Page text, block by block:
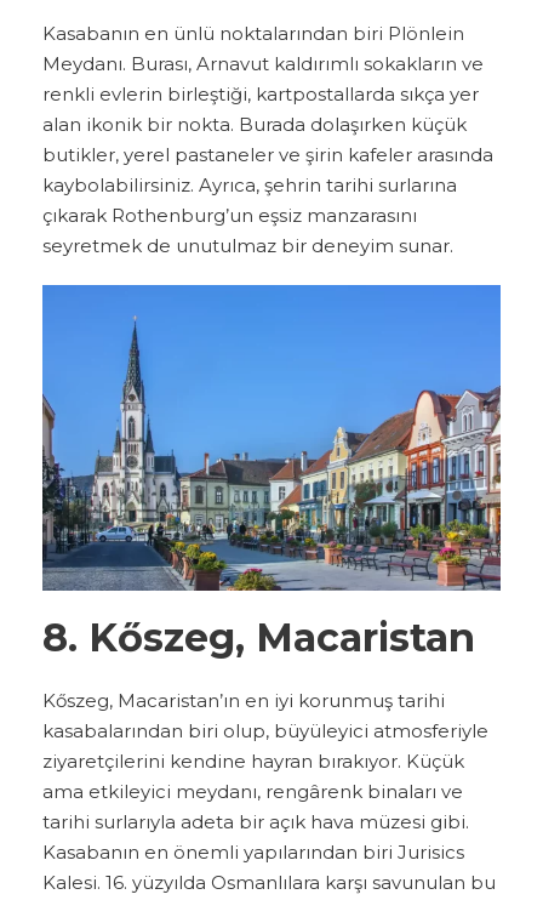
Kasabanın en ünlü noktalarından biri Plönlein
Meydanı. Burası, Arnavut kaldırımlı sokakların ve
renkli evlerin birleştiği, kartpostallarda sıkça yer
alan ikonik bir nokta. Burada dolaşırken küçük
butikler, yerel pastaneler ve şirin kafeler arasında
kaybolabilirsiniz. Ayrıca, şehrin tarihi surlarına
çıkarak Rothenburg’un eşsiz manzarasını
seyretmek de unutulmaz bir deneyim sunar.
8. Kőszeg, Macaristan
Kőszeg, Macaristan’ın en iyi korunmuş tarihi
kasabalarından biri olup, büyüleyici atmosferiyle
ziyaretçilerini kendine hayran bırakıyor. Küçük
ama etkileyici meydanı, rengârenk binaları ve
tarihi surlarıyla adeta bir açık hava müzesi gibi.
Kasabanın en önemli yapılarından biri Jurisics
Kalesi. 16. yüzyılda Osmanlılara karşı savunulan bu